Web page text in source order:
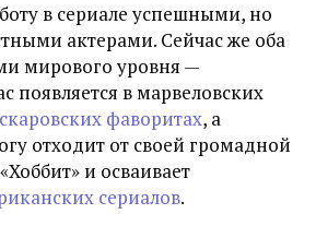
в сериале успешными, но
актерами. Сейчас же оба
мирового уровня —
появляется в марвеловских
фаворитах, а
отходит от своей громадной
и осваивает
сериалов.